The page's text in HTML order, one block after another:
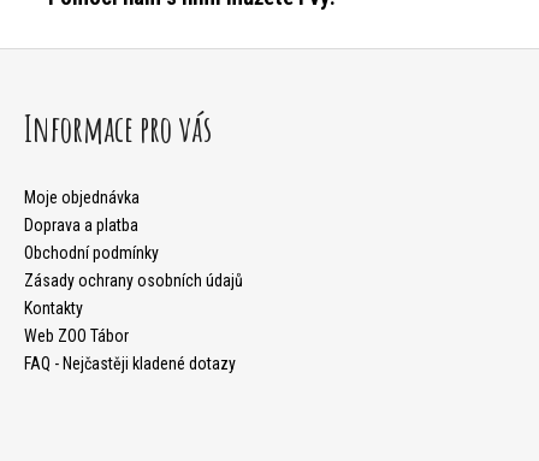
Informace pro vás
Moje objednávka
Doprava a platba
Obchodní podmínky
Zásady ochrany osobních údajů
Kontakty
Web ZOO Tábor
FAQ - Nejčastěji kladené dotazy